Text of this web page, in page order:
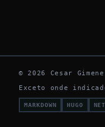
© 2026 Cesar
Exceto onde
MARKDOWN HUGO